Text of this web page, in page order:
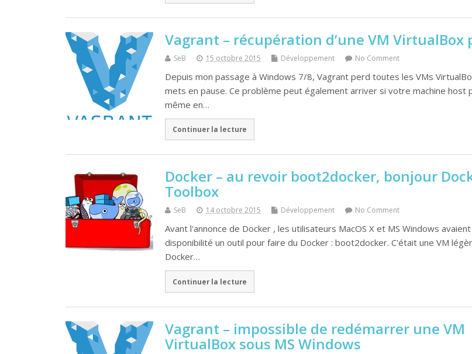
Vagrant – récupération d’une VM VirtualBox
SeB 15 octobre 2015 Développement No Comment
Depuis mon passage à Windows 7/8, Vagrant perd toutes les VMs
mets en pause. Ce problème peut également arriver si votre machine host
même en…
Continuer la lecture
Docker – au revoir boot2docker, bonjour
Toolbox
SeB 14 octobre 2015 Développement No Comment
Avant l'annonce de Docker , les utilisateurs MacOS X et MS Windows
disponibilité un outil pour faire du Docker : boot2docker. C'était une VM
Docker…
Continuer la lecture
Vagrant – impossible de redémarrer une VM
VirtualBox sous MS Windows